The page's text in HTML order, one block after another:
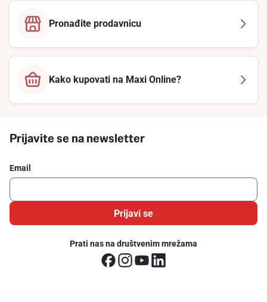
Pronađite prodavnicu
Kako kupovati na Maxi Online?
Prijavite se na newsletter
Email
Prijavi se
Prati nas na društvenim mrežama